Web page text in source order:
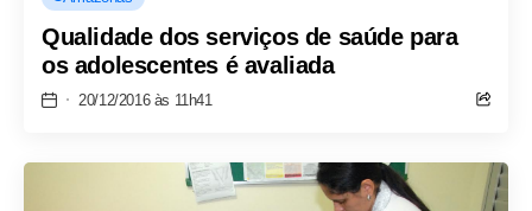
Qualidade dos serviços de saúde para
os adolescentes é avaliada
20/12/2016 às 11h41